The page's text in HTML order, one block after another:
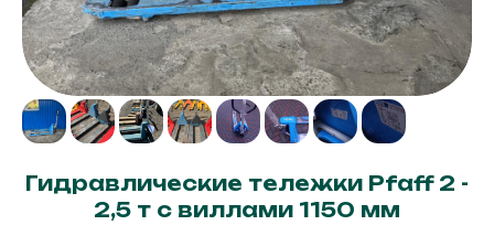
Гидравлические тележки Pfaff 2 -
2,5 т с виллами 1150 мм